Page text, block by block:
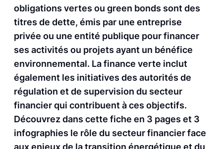
obligations vertes ou green bonds sont des
titres de dette, émis par une entreprise
privée ou une entité publique pour financer
ses activités ou projets ayant un bénéfice
environnemental. La finance verte inclut
également les initiatives des autorités de
régulation et de supervision du secteur
financier qui contribuent à ces objectifs.
Découvrez dans cette fiche en 3 pages et 3
infographies le rôle du secteur financier face
aux enjeux de la transition énergétique et du